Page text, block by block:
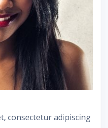
consectetur adipiscing